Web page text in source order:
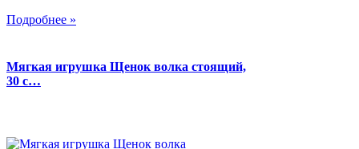
Подробнее »
Мягкая игрушка Щенок волка стоящий,
30 с…